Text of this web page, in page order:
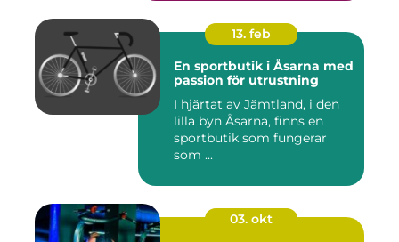
13. feb
En sportbutik i Åsarna med
passion för utrustning
I hjärtat av Jämtland, i den
lilla byn Åsarna, finns en
sportbutik som fungerar
som ...
03. okt